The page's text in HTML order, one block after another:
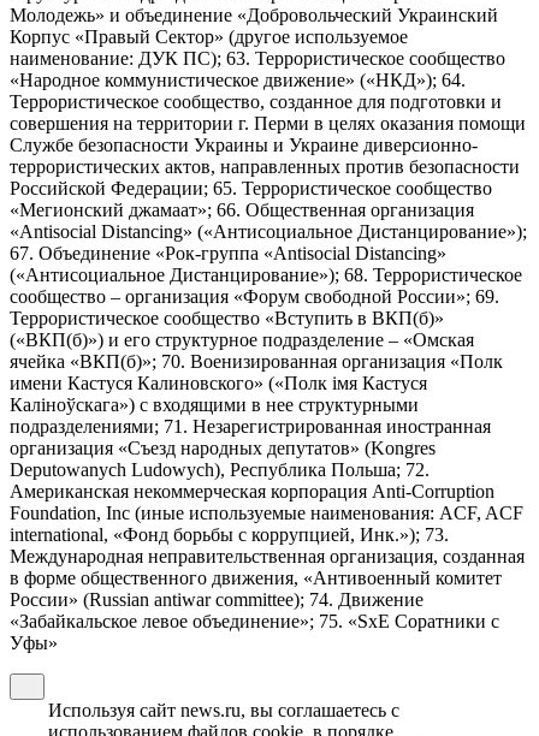
Молодежь» и объединение «Добровольческий Украинский
Корпус «Правый Сектор» (другое используемое
наименование: ДУК ПС); 63. Террористическое сообщество
«Народное коммунистическое движение» («НКД»); 64.
Террористическое сообщество, созданное для подготовки и
совершения на территории г. Перми в целях оказания помощи
Службе безопасности Украины и Украине диверсионно-
террористических актов, направленных против безопасности
Российской Федерации; 65. Террористическое сообщество
«Мегионский джамаат»; 66. Общественная организация
«Antisocial Distancing» («Антисоциальное Дистанцирование»);
67. Объединение «Рок-группа «Antisocial Distancing»
(«Антисоциальное Дистанцирование»); 68. Террористическое
сообщество – организация «Форум свободной России»; 69.
Террористическое сообщество «Вступить в ВКП(б)»
(«ВКП(б)») и его структурное подразделение – «Омская
ячейка «ВКП(б)»; 70. Военизированная организация «Полк
имени Кастуся Калиновского» («Полк iмя Кастуся
Калiноўскага») с входящими в нее структурными
подразделениями; 71. Незарегистрированная иностранная
организация «Съезд народных депутатов» (Kongres
Deputowanych Ludowych), Республика Польша; 72.
Американская некоммерческая корпорация Anti-Corruption
Foundation, Inc (иные используемые наименования: ACF, ACF
international, «Фонд борьбы с коррупцией, Инк.»); 73.
Международная неправительственная организация, созданная
в форме общественного движения, «Антивоенный комитет
России» (Russian antiwar committee); 74. Движение
«Забайкальское левое объединение»; 75. «SxE Соратники с
Уфы»
Используя сайт news.ru, вы соглашаетесь с